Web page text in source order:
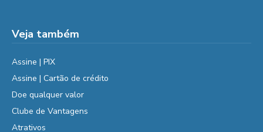
Veja também
Assine | PIX
Assine | Cartão de crédito
Doe qualquer valor
Clube de Vantagens
Atrativos